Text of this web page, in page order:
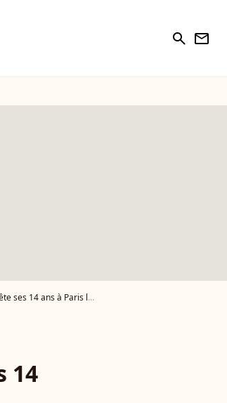
search newsletter
le 14 janvier 2016. - Photo
14